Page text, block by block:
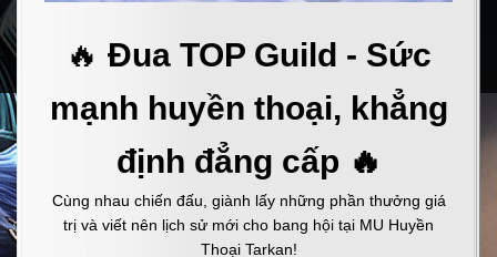
🔥 Đua TOP Guild - Sức
mạnh huyền thoại, khẳng
định đẳng cấp 🔥
Cùng nhau chiến đấu, giành lấy những phần thưởng giá
trị và viết nên lịch sử mới cho bang hội tại MU Huyền
Thoại Tarkan!